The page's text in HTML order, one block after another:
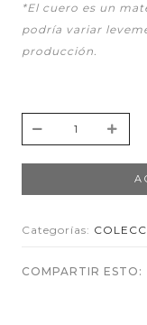
*El cuero es un
podría variar
producción.
Categorías:
COMPARTIR ESTO: